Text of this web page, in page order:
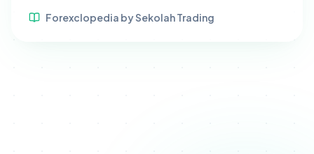
Forexclopedia by Sekolah Trading